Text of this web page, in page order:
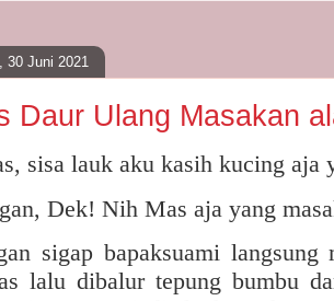
30 Juni 2021
Daur Ulang Masakan
sisa lauk aku kasih kucing aja
Dek! Nih Mas aja yang
sigap bapaksuami
lalu dibalur tepung bumbu